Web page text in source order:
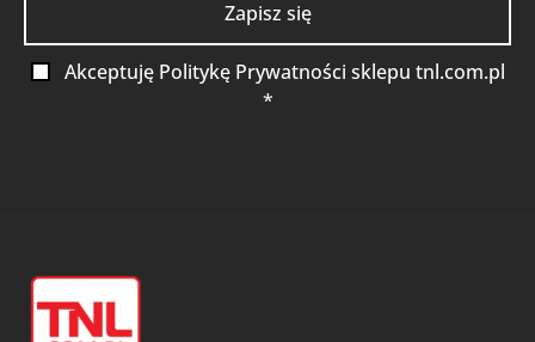
Akceptuję Politykę Prywatności sklepu tnl.com.pl
*